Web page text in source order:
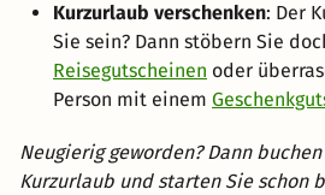
Kurzurlaub verschenken: Der
Sie sein? Dann stöbern Sie
Reisegutscheinen oder
Person mit einem
Neugierig geworden? Dann
Kurzurlaub und starten Sie schon